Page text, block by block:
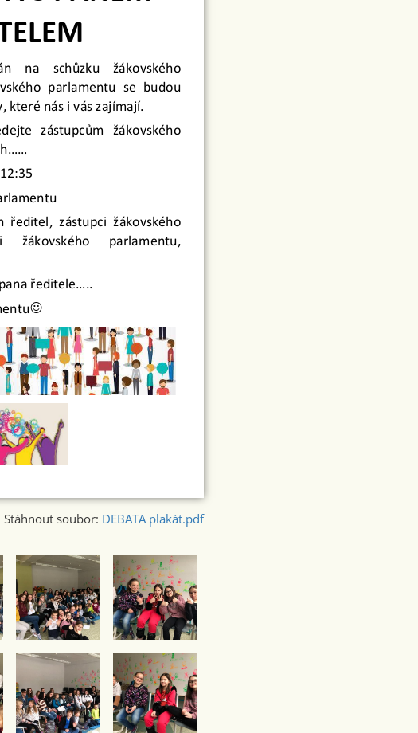
Stáhnout soubor: DEBATA plakát.pdf